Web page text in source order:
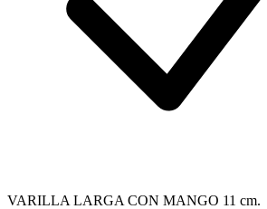
VARILLA LARGA CON MANGO 11 cm.